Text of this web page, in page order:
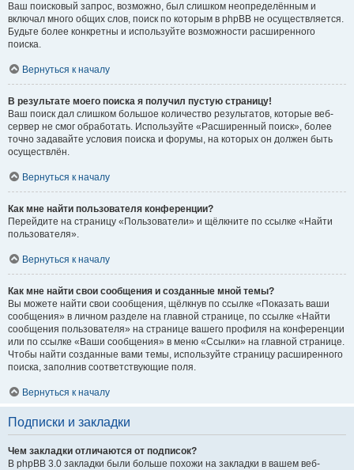
Ваш поисковый запрос, возможно, был слишком неопределённым и
включал много общих слов, поиск по которым в phpBB не осуществляется.
Будьте более конкретны и используйте возможности расширенного
поиска.
Вернуться к началу
В результате моего поиска я получил пустую страницу!
Ваш поиск дал слишком большое количество результатов, которые веб-
сервер не смог обработать. Используйте «Расширенный поиск», более
точно задавайте условия поиска и форумы, на которых он должен быть
осуществлён.
Вернуться к началу
Как мне найти пользователя конференции?
Перейдите на страницу «Пользователи» и щёлкните по ссылке «Найти
пользователя».
Вернуться к началу
Как мне найти свои сообщения и созданные мной темы?
Вы можете найти свои сообщения, щёлкнув по ссылке «Показать ваши
сообщения» в личном разделе на главной странице, по ссылке «Найти
сообщения пользователя» на странице вашего профиля на конференции
или по ссылке «Ваши сообщения» в меню «Ссылки» на главной странице.
Чтобы найти созданные вами темы, используйте страницу расширенного
поиска, заполнив соответствующие поля.
Вернуться к началу
Подписки и закладки
Чем закладки отличаются от подписок?
В phpBB 3.0 закладки были больше похожи на закладки в вашем веб-